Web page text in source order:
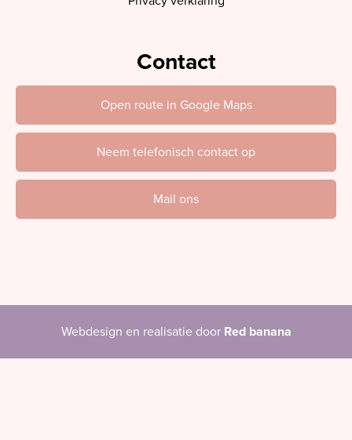
Contact
Open route in Google Maps
Neem telefonisch contact op
Mail ons
Webdesign en realisatie door Red banana